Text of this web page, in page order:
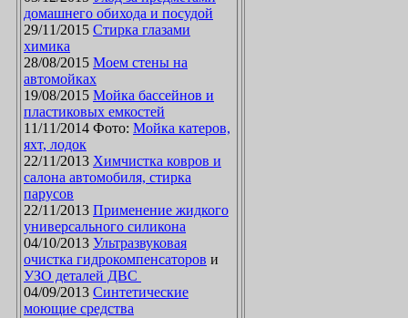
домашнего обихода и посудой
29/11/2015 Стирка глазами
химика
28/08/2015 Моем стены на
автомойках
19/08/2015 Мойка бассейнов и
пластиковых емкостей
11/11/2014 Фото: Мойка катеров,
яхт, лодок
22/11/2013 Химчистка ковров и
салона автомобиля, стирка
парусов
22/11/2013 Применение жидкого
универсального силикона
04/10/2013 Ультразвуковая
очистка гидрокомпенсаторов и
УЗО деталей ДВС
04/09/2013 Синтетические
моющие средства